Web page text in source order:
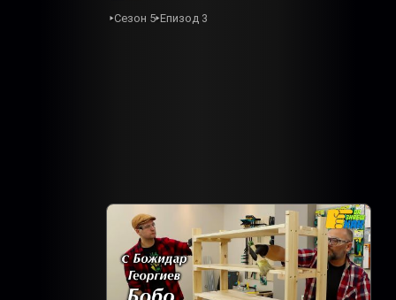
Сезон 5 Епизод 3